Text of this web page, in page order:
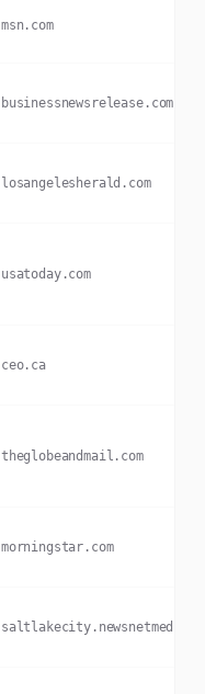
msn.com
businessnewsrelease.com
losangelesherald.com
usatoday.com
ceo.ca
theglobeandmail.com
morningstar.com